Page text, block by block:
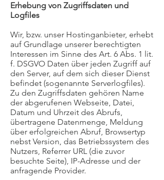
Erhebung von Zugriffsdaten und
Logfiles
Wir, bzw. unser Hostinganbieter, erhebt
auf Grundlage unserer berechtigten
Interessen im Sinne des Art. 6 Abs. 1 lit.
f. DSGVO Daten über jeden Zugriff auf
den Server, auf dem sich dieser Dienst
befindet (sogenannte Serverlogfiles).
Zu den Zugriffsdaten gehören Name
der abgerufenen Webseite, Datei,
Datum und Uhrzeit des Abrufs,
übertragene Datenmenge, Meldung
über erfolgreichen Abruf, Browsertyp
nebst Version, das Betriebssystem des
Nutzers, Referrer URL (die zuvor
besuchte Seite), IP-Adresse und der
anfragende Provider.